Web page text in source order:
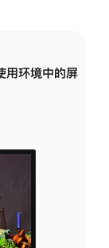
用环境中的屏